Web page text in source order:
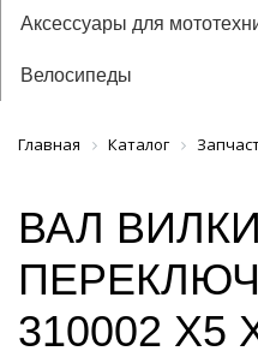
Аксессуары для
Велосипеды
Главная Каталог
ВАЛ ВИЛКИ
310002 X5